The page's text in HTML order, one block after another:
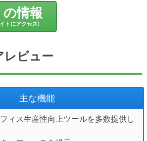
情報
トにアクセス)
レビュー
主な機能
ィス生産性向上ツールを多数提供し